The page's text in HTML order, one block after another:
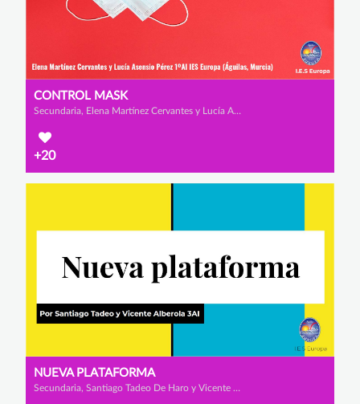
CONTROL MASK
Secundaria, Elena Martínez Cervantes y Lucía Asensio Pérez
+20
NUEVA PLATAFORMA
Secundaria, Santiago Tadeo De Haro y Vicente Alberola Rodríguez